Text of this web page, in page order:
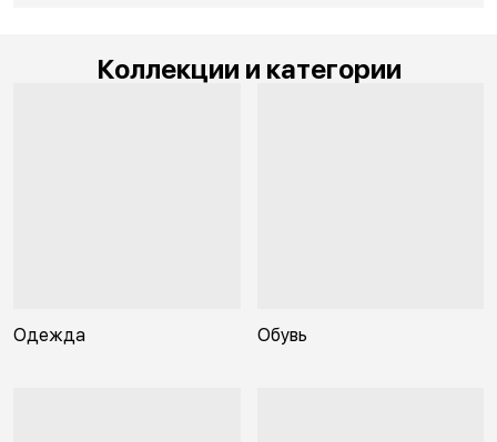
Коллекции и категории
Одежда Обувь